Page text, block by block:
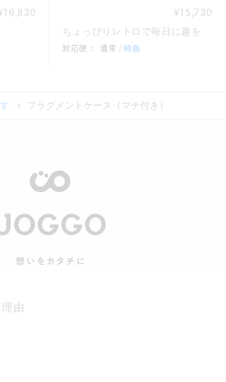
¥15,730
ちょっぴりレトロで毎日に趣を
対応便： 通常 特急
フラグメントケース（マチ付き）
由